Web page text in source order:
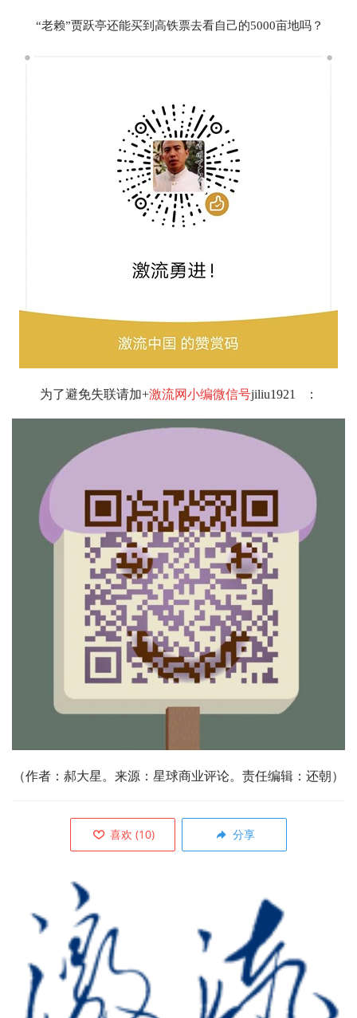
“老赖”贾跃亭还能买到高铁票去看自己的5000亩地吗？
为了避免失联请加+激流网小编微信号jiliu1921 ：
（作者： 郝大星 。来源：星球商业评论。责任编辑：还朝）
喜欢 (10) 分享